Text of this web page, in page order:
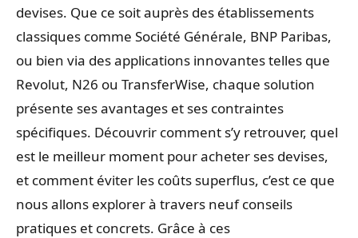
devises. Que ce soit auprès des établissements
classiques comme Société Générale, BNP Paribas,
ou bien via des applications innovantes telles que
Revolut, N26 ou TransferWise, chaque solution
présente ses avantages et ses contraintes
spécifiques. Découvrir comment s’y retrouver, quel
est le meilleur moment pour acheter ses devises,
et comment éviter les coûts superflus, c’est ce que
nous allons explorer à travers neuf conseils
pratiques et concrets. Grâce à ces